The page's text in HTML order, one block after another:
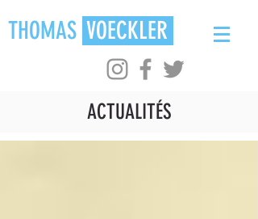
THOMAS VOECKLER
ACTUALITÉS